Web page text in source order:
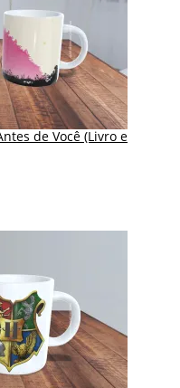
de Você (Livro e